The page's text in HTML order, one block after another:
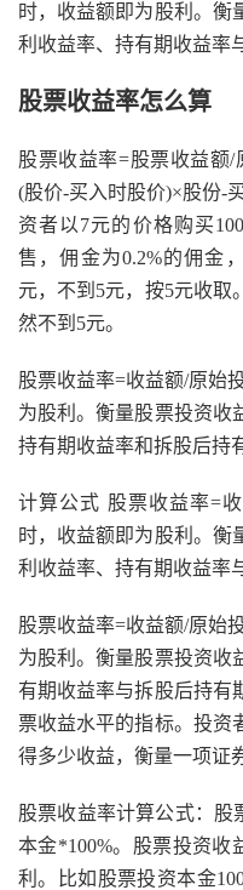
时，收益额即为股利。衡
利收益率、持有期收益率
股票收益率怎么算
股票收益率=股票收益额/
(股价-买入时股价)×股份-
资者以7元的价格购买
售，佣金为0.2%的佣金
元，不到5元，按5元收取
然不到5元。
股票收益率=收益额/原始
为股利。衡量股票投资收
持有期收益率和拆股后持
计算公式 股票收益率=
时，收益额即为股利。衡
利收益率、持有期收益率
股票收益率=收益额/原始
为股利。衡量股票投资收
有期收益率与拆股后持有
票收益水平的指标。投资
得多少收益，衡量一项证
股票收益率计算公式：股
本金*100%。股票投资收
利。比如股票投资本金